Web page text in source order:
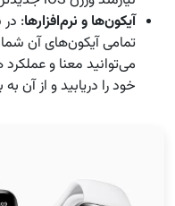
آیکون‌ها و نرم‌افزارها:
تمامی آیکون‌های آن شما
می‌توانید معنا و
خود را دریابید و از آن